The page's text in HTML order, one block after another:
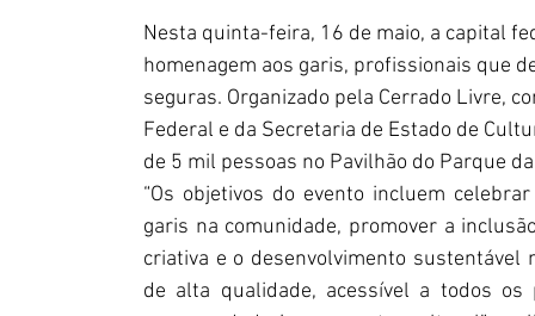
Nesta quinta-feira, 16 de maio, a capital
homenagem aos garis, profissionais que
seguras. Organizado pela Cerrado Livre,
Federal e da Secretaria de Estado de
“Os objetivos do evento incluem
garis na comunidade, promover a
criativa e o desenvolvimento
de alta qualidade, acessível a todos